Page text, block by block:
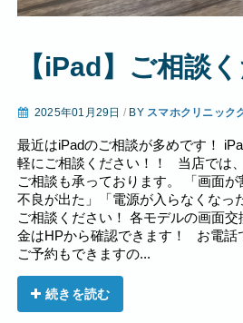
【iPad】ご相談
2025年01月29日 / BY スマホクリニック
最近はiPadのご相談が多めです！
軽にご相談ください！！ 当店では
ご相談も承っております。 「画面
不良が出た」「電源が入らなくなっ
ご相談ください！ 各モデルの画面
金はHPから確認できます！ お電話
ご予約もできますの...
続きを読む